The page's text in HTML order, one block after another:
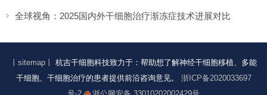
全球视角：2025国内外干细胞治疗渐冻症技术进展对比
丨sitemap丨
杭吉干细胞科技致力于：帮助想了解神经干细胞移植、多能
干细胞、干细胞治疗的患者提供前沿咨询意见。 浙ICP备2020033697